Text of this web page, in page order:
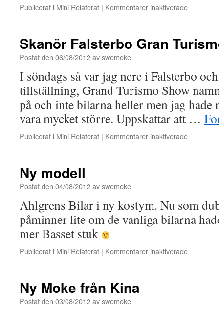
Publicerat i Mini Relaterat | Kommentarer inaktiveradeför
Skanör Falsterbo Gran
Postat den 06/08/2012avswemoke
I söndags så var jag nere i Falsterbo
tillställning, Grand Turismo Show
på och inte bilarna heller men jag
vara mycket större. Uppskattar att …
Publicerat i Mini Relaterat | Kommentarer inaktiveradeför
Ny modell
Postat den 04/08/2012avswemoke
Ahlgrens Bilar i ny kostym. Nu som
påminner lite om de vanliga bilarna
mer Basset stuk
Publicerat i Mini Relaterat | Kommentarer inaktiveradeför
Ny Moke från Kina
Postat den 03/08/2012avswemoke